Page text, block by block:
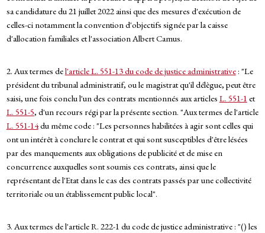
sa candidature du 21 juillet 2022 ainsi que des mesures d'exécution de
celles-ci notamment la convention d'objectifs signée par la caisse
d'allocation familiales et l'association Albert Camus.
2. Aux termes del'article L. 551-13 du code de justice administrative: "Le
président du tribunal administratif, ou le magistrat qu'il délègue, peut être
saisi, une fois conclu l'un des contrats mentionnés aux articles L. 551-1 et
L. 551-5, d'un recours régi par la présente section. "Aux termes de l'article
L. 551-14du même code : "Les personnes habilitées à agir sont celles qui
ont un intérêt à conclure le contrat et qui sont susceptibles d'être lésées
par des manquements aux obligations de publicité et de mise en
concurrence auxquelles sont soumis ces contrats, ainsi que le
représentant de l'Etat dans le cas des contrats passés par une collectivité
territoriale ou un établissement public local".
3. Aux termes de l'article R. 222-1 du code de justice administrative : "() les